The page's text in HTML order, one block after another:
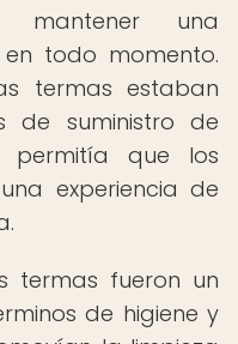
mantener una
todo momento.
termas estaban
de suministro de
permitía que los
experiencia de
termas fueron un
de higiene y